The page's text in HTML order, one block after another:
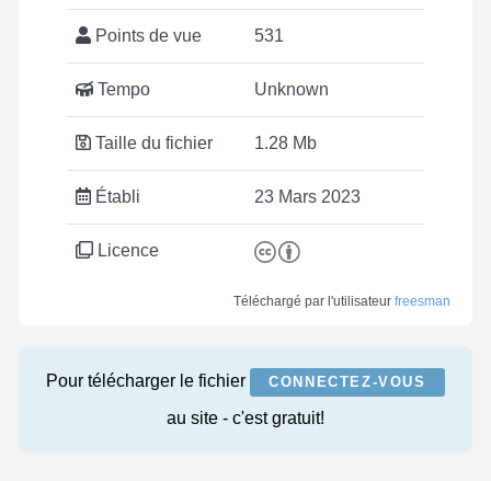
Points de vue 531
Tempo Unknown
Taille du fichier 1.28 Mb
Établi 23 Mars 2023
Licence
Téléchargé par l'utilisateur freesman
Pour télécharger le fichier CONNECTEZ-VOUS
au site - c'est gratuit!